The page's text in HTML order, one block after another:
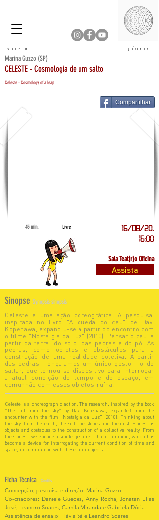
< anterior próximo >
Marina Guzzo (SP)
CELESTE - Cosmologia de um salto
Celeste - Cosmology of a leap
Compartilhar
45 min. Livre
16/08/20,
16:00
Sala Teat(r)o Oficina
Assista
Ficha Técnica Credits
Sinopse Synopsis sinopsis
Celeste é uma ação coreográfica. A pesquisa,
inspirada no livro "A queda do céu" de Davi
Kopenawa, expandiu-se a partir do encontro com
o filme "Nostalgia da Luz" (2010). Pensar o céu, a
partir da terra, do solo, das pedras e do pó. As
pedras, como objetos e obstáculos para a
construção de uma realidade coletiva. A partir
das pedras - engajamos um único gesto - o de
saltar, que tornou-se dispositivo para interrogar
a atual condição de tempo e de espaço, em
comunhão com esses objetos-ruína.
Celeste is a choreographic action. The research, inspired by the book
"The fall from the sky" by Davi Kopenawa, expanded from the
encounter with the film "Nostalgia da Luz" (2010). Thinking about
the sky, from the earth, the soil, the stones and the dust. Stones, as
objects and obstacles to the construction of a collective reality. From
the stones - we engage a single gesture - that of jumping, which has
become a device for interrogating the current condition of time and
space, in communion with these ruin-objects.
Concepção, pesquisa e direção: Marina Guzzo
Co-criadores: Daniele Guedes, Anny Rocha, Jonatan Elias
José, Leandro Soares, Camila Miranda e Gabriela Dória.
Assistência de ensaio: Flávia Sá e Leandro Soares